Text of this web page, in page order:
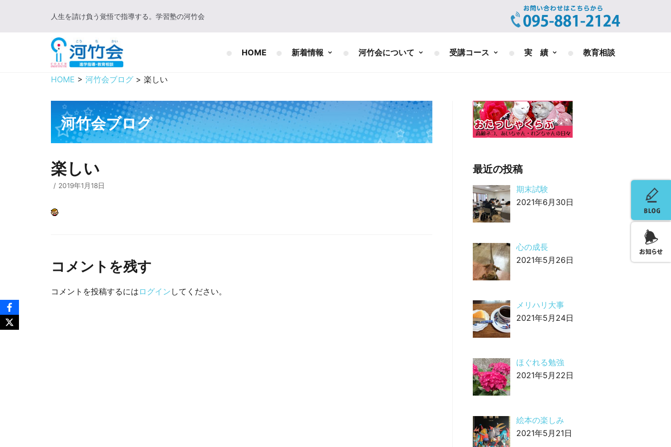
人生を請け負う覚悟で指導する。学習塾の河竹会
HOME 新着情報 河竹会について 受講コース 実 績 教育相談
HOME > 河竹会ブログ > 楽しい
河竹会ブログ
楽しい
2019年1月18日
コメントを残す
コメントを投稿するには ログイン してください。
最近の投稿
期末試験
2021年6月30日
心の成長
2021年5月26日
メリハリ大事
2021年5月24日
ほぐれる勉強
2021年5月22日
絵本の楽しみ
2021年5月21日